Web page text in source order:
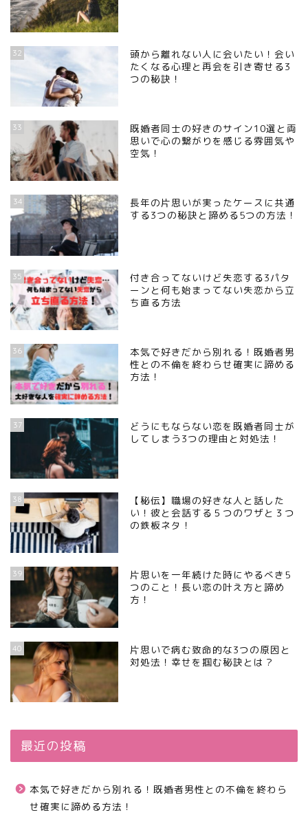
32
頭から離れない人に会いたい！会い
たくなる心理と再会を引き寄せる3
つの秘訣！
33
既婚者同士の好きのサイン10選と両
思いで心の繋がりを感じる雰囲気や
空気！
34
長年の片思いが実ったケースに共通
する3つの秘訣と諦める5つの方法！
35
付き合ってないけど失恋する3パタ
ーンと何も始まってない失恋から立
ち直る方法
36
本気で好きだから別れる！既婚者男
性との不倫を終わらせ確実に諦める
方法！
37
どうにもならない恋を既婚者同士が
してしまう3つの理由と対処法！
38
【秘伝】職場の好きな人と話した
い！彼と会話する５つのワザと３つ
の鉄板ネタ！
39
片思いを一年続けた時にやるべき5
つのこと！長い恋の叶え方と諦め
方！
40
片思いで病む致命的な3つの原因と
対処法！幸せを掴む秘訣とは？
最近の投稿
本気で好きだから別れる！既婚者男性との不倫を終わら
せ確実に諦める方法！